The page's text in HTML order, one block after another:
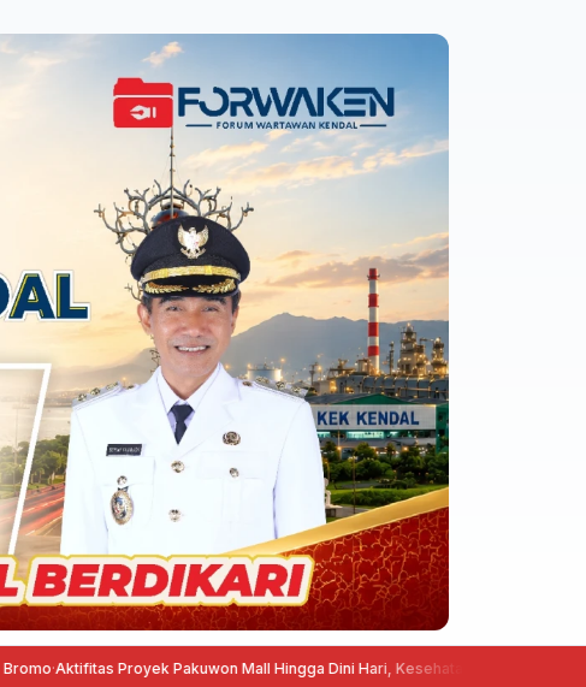
Aktifitas Proyek Pakuwon Mall Hingga Dini Hari, Kesehatan dan Ketenangan